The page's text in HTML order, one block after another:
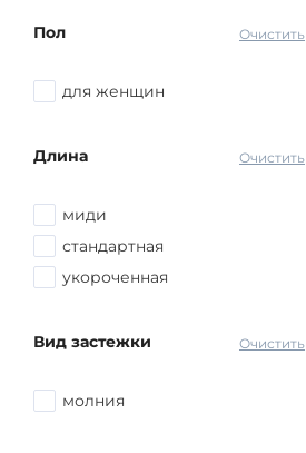
Очистить
Пол
для женщин
Очистить
Длина
миди
стандартная
укороченная
Очистить
Вид застежки
молния